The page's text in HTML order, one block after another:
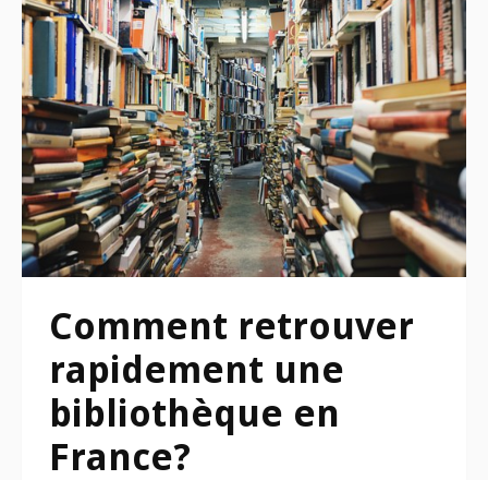
Comment retrouver
rapidement une
bibliothèque en
France?